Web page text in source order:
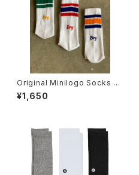
Original Minilogo Socks N
o.0008
¥1,650